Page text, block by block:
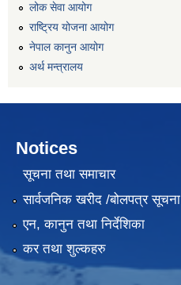
लोक सेवा आयोग
राष्ट्रिय योजना आयोग
नेपाल कानुन आयोग
अर्थ मन्त्रालय
Notices
सूचना तथा समाचार
सार्वजनिक खरीद /बोलपत्र सूचना
एन, कानुन तथा निर्देशिका
कर तथा शुल्कहरु